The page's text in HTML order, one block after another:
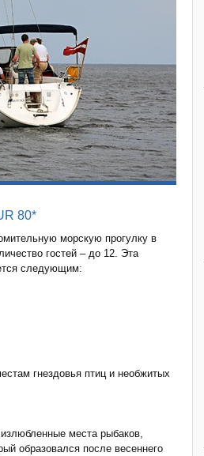
80*
морскую прогулку в
гостей – до 12. Эта
следующим:
гнездовья птиц и необжитых
места рыбаков,
образовался после весеннего